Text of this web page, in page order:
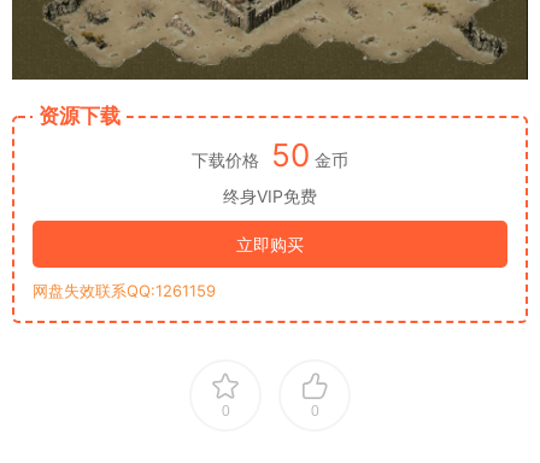
资源下载
下载价格 50 金币
终身VIP免费
立即购买
网盘失效联系QQ:1261159
0 0